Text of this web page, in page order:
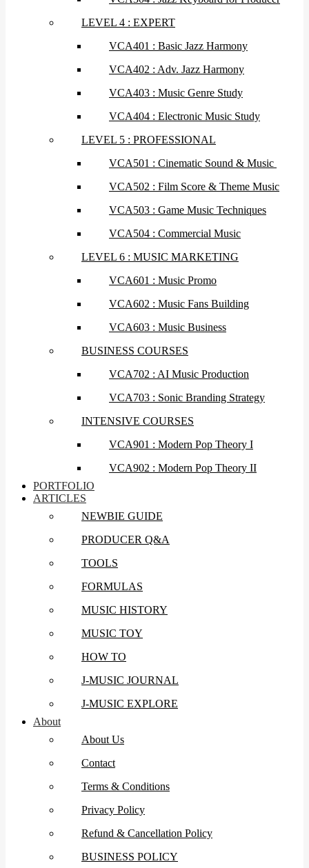
LEVEL 4 : EXPERT
VCA401 : Basic Jazz Harmony
VCA402 : Adv. Jazz Harmony
VCA403 : Music Genre Study
VCA404 : Electronic Music Study
LEVEL 5 : PROFESSIONAL
VCA501 : Cinematic Sound & Music
VCA502 : Film Score & Theme Music
VCA503 : Game Music Techniques
VCA504 : Commercial Music
LEVEL 6 : MUSIC MARKETING
VCA601 : Music Promo
VCA602 : Music Fans Building
VCA603 : Music Business
BUSINESS COURSES
VCA702 : AI Music Production
VCA703 : Sonic Branding Strategy
INTENSIVE COURSES
VCA901 : Modern Pop Theory I
VCA902 : Modern Pop Theory II
PORTFOLIO
ARTICLES
NEWBIE GUIDE
PRODUCER Q&A
TOOLS
FORMULAS
MUSIC HISTORY
MUSIC TOY
HOW TO
J-MUSIC JOURNAL
J-MUSIC EXPLORE
About
About Us
Contact
Terms & Conditions
Privacy Policy
Refund & Cancellation Policy
BUSINESS POLICY